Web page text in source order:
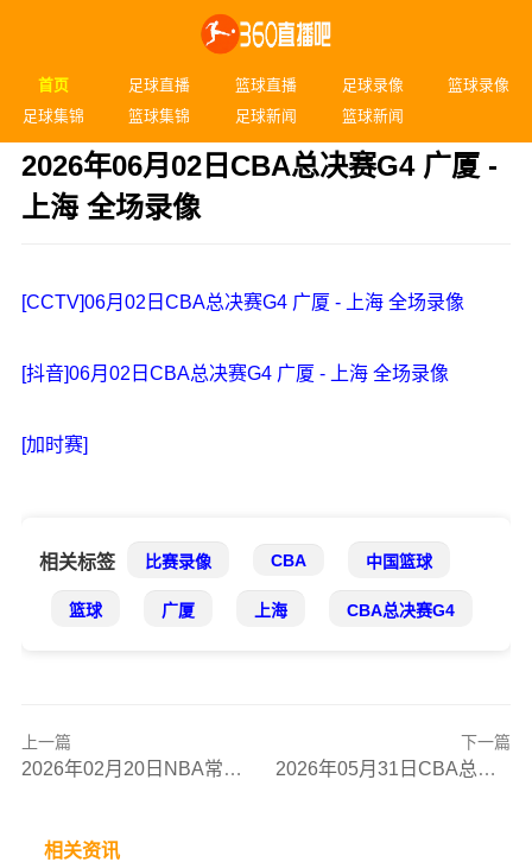
首页 足球直播 篮球直播 足球录像
篮球录像
足球集锦
篮球集锦 足球新闻 篮球新闻
2026年06月02日CBA总决赛G4 广厦 -
上海 全场录像
[CCTV]06月02日CBA总决赛G4 广厦 - 上海 全场录像
[抖音]06月02日CBA总决赛G4 广厦 - 上海 全场录像
[加时赛]
相关标签 比赛录像 CBA 中国篮球
篮球 广厦 上海 CBA总决赛G4
上一篇
2026年02月20日NBA常规赛 篮网 - 骑士 全场录像
下一篇
2026年05月31日CBA总决赛G3 广厦 - 上海 全场录像
相关资讯